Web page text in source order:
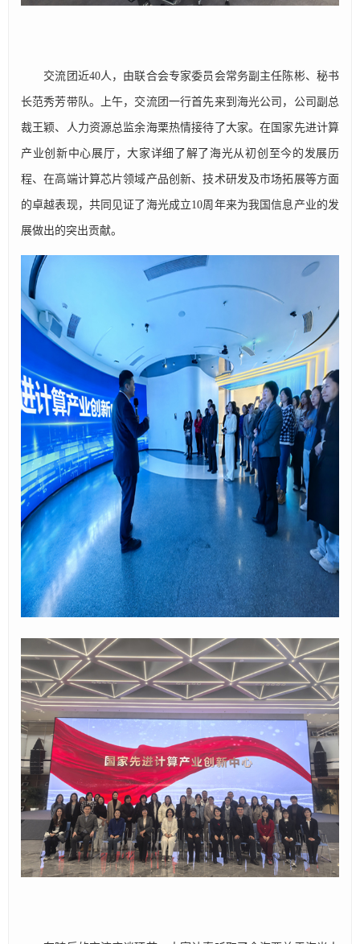
交流团近40人，由联合会专家委员会常务副主任陈彬、秘书
长范秀芳带队。上午，交流团一行首先来到海光公司，公司副总
裁王颖、人力资源总监余海栗热情接待了大家。在国家先进计算
产业创新中心展厅，大家详细了解了海光从初创至今的发展历
程、在高端计算芯片领域产品创新、技术研发及市场拓展等方面
的卓越表现，共同见证了海光成立10周年来为我国信息产业的发
展做出的突出贡献。